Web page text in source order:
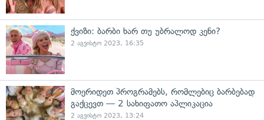
ქვიზი: ბარბი ხარ თუ უბრალოდ კენი?
2 აგვისტო 2023, 16:35
მოერიდეთ პროგრამებს, რომლებიც ბარბებად
გაქცევთ — 2 სახიფათო აპლიკაცია
2 აგვისტო 2023, 13:24